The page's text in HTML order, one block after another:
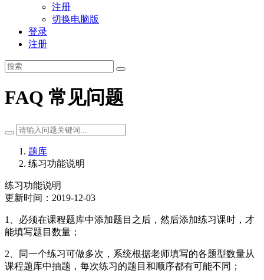
注册
切换电脑版
登录
注册
FAQ 常见问题
题库
练习功能说明
练习功能说明
更新时间：2019-12-03
1、必须在课程题库中添加题目之后，然后添加练习课时，才
能填写题目数量；
2、同一个练习可做多次，系统根据老师填写的各题型数量从
课程题库中抽题，每次练习的题目和顺序都有可能不同；